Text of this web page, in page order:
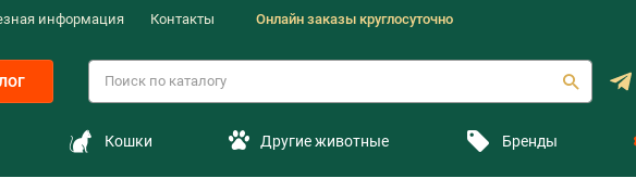
информация Контакты Онлайн заказы круглосуточно
Кошки Другие животные Бренды